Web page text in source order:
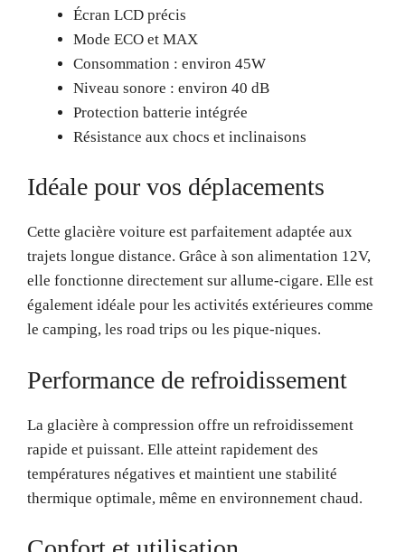
Écran LCD précis
Mode ECO et MAX
Consommation : environ 45W
Niveau sonore : environ 40 dB
Protection batterie intégrée
Résistance aux chocs et inclinaisons
Idéale pour vos déplacements
Cette glacière voiture est parfaitement adaptée aux
trajets longue distance. Grâce à son alimentation 12V,
elle fonctionne directement sur allume-cigare. Elle est
également idéale pour les activités extérieures comme
le camping, les road trips ou les pique-niques.
Performance de refroidissement
La glacière à compression offre un refroidissement
rapide et puissant. Elle atteint rapidement des
températures négatives et maintient une stabilité
thermique optimale, même en environnement chaud.